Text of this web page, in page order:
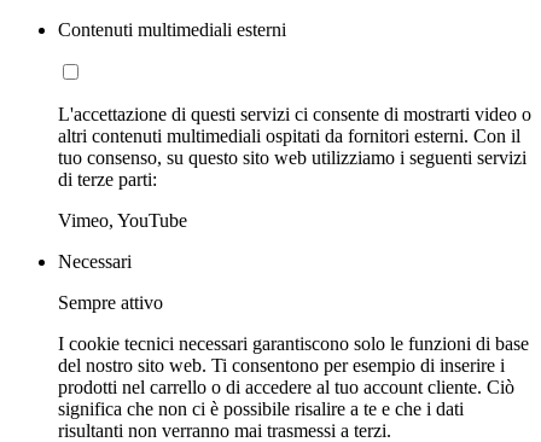
Contenuti multimediali esterni
L'accettazione di questi servizi ci consente di mostrarti video o
altri contenuti multimediali ospitati da fornitori esterni. Con il
tuo consenso, su questo sito web utilizziamo i seguenti servizi
di terze parti:
Vimeo, YouTube
Necessari
Sempre attivo
I cookie tecnici necessari garantiscono solo le funzioni di base
del nostro sito web. Ti consentono per esempio di inserire i
prodotti nel carrello o di accedere al tuo account cliente. Ciò
significa che non ci è possibile risalire a te e che i dati
risultanti non verranno mai trasmessi a terzi.